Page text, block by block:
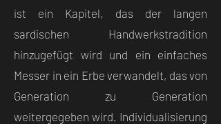
ist ein Kapitel, das der langen
sardischen Handwerkstradition
hinzugefügt wird und ein einfaches
Messer in ein Erbe verwandelt, das von
Generation zu Generation
weitergegeben wird. Individualisierung